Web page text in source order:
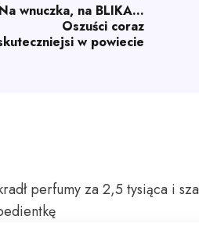
Na wnuczka, na BLIKA…
Oszuści coraz
w powiecie